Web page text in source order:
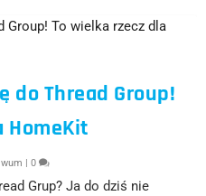
do Thread Group!
HomeKit
|0
Grup? Ja do dziś nie